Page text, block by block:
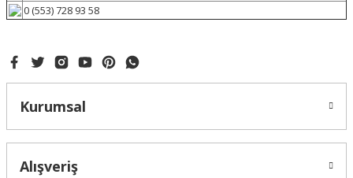
0 (553) 728 93 58
Kurumsal
Alışveriş